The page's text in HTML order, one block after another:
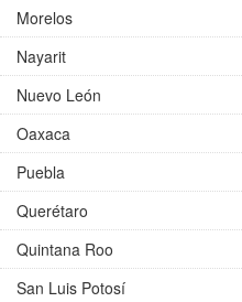
Morelos
Nayarit
Nuevo León
Oaxaca
Puebla
Querétaro
Quintana Roo
San Luis Potosí